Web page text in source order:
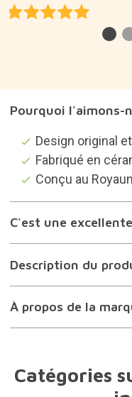
Pourquoi l'aimons-
Design original
Fabriqué en
Conçu au
C'est une
Description du
À propos de la
Catégories